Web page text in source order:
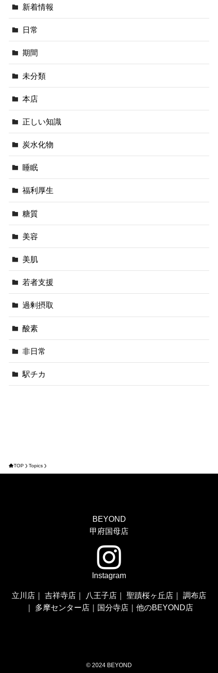
新着情報
日常
期間
未分類
本店
正しい知識
炭水化物
睡眠
福利厚生
糖質
美容
美肌
若者支援
過剰摂取
酸素
非日常
駅チカ
TOP Topics
BEYOND
甲府国母店
Instagram
立川店 ｜ 吉祥寺店 ｜ 八王子店 ｜ 聖蹟桜ヶ丘店 ｜ 調布店
｜ 多摩センター店｜ 国分寺店｜ 他のBEYOND店
© 2024 BEYOND